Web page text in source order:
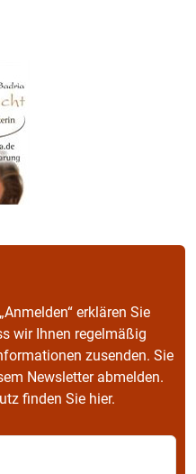
erklären Sie
wir Ihnen regelmäßig
zusenden. Sie
Newsletter abmelden.
finden Sie hier.